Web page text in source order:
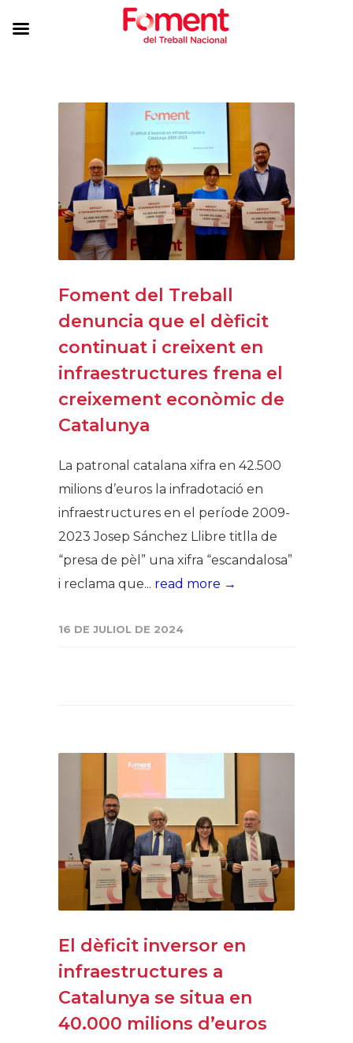
Foment del Treball
denuncia que el dèficit
continuat i creixent en
infraestructures frena el
creixement econòmic de
Catalunya
La patronal catalana xifra en 42.500
milions d’euros la infradotació en
infraestructures en el període 2009-
2023 Josep Sánchez Llibre titlla de
“presa de pèl” una xifra “escandalosa”
i reclama que... read more →
16 DE JULIOL DE 2024
El dèficit inversor en
infraestructures a
Catalunya se situa en
40.000 milions d’euros